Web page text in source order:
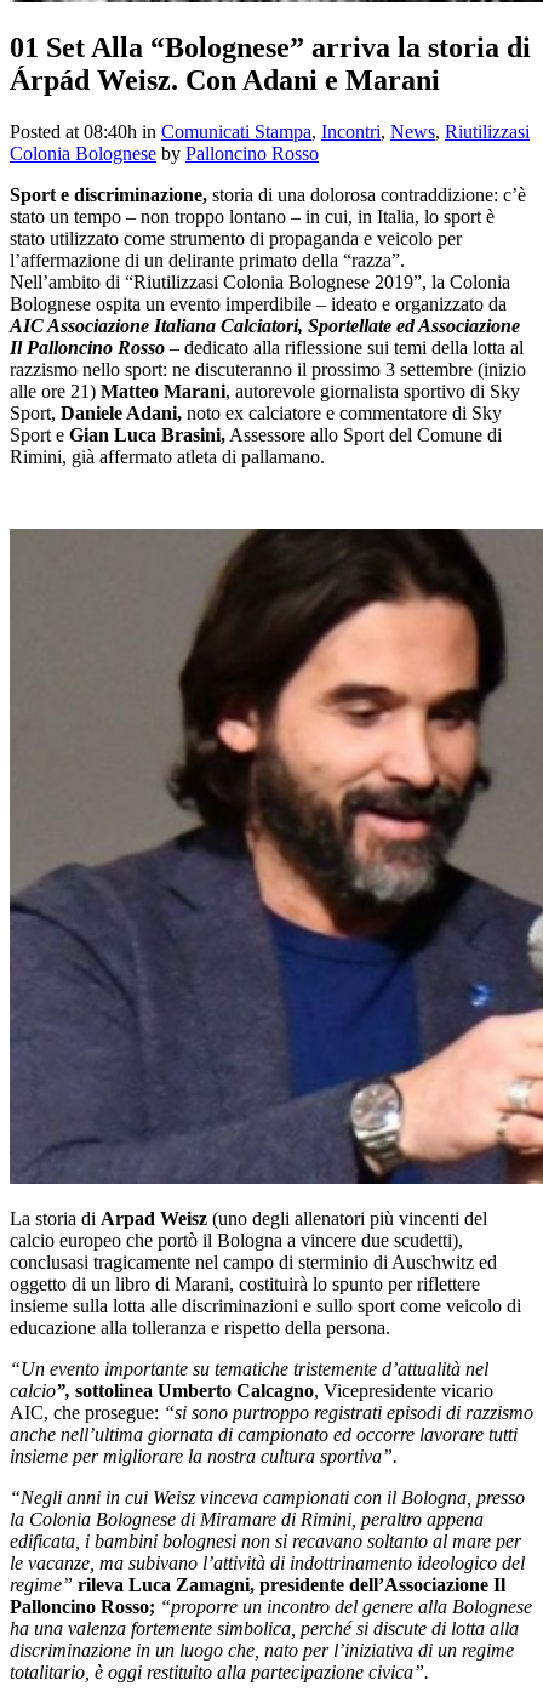
01 Set Alla “Bolognese” arriva la storia di
Árpád Weisz. Con Adani e Marani
Posted at 08:40h in Comunicati Stampa, Incontri, News, Riutilizzasi
Colonia Bolognese by Palloncino Rosso
Sport e discriminazione, storia di una dolorosa contraddizione: c’è
stato un tempo – non troppo lontano – in cui, in Italia, lo sport è
stato utilizzato come strumento di propaganda e veicolo per
l’affermazione di un delirante primato della “razza”.
Nell’ambito di “Riutilizzasi Colonia Bolognese 2019”, la Colonia
Bolognese ospita un evento imperdibile – ideato e organizzato da
AIC Associazione Italiana Calciatori, Sportellate ed Associazione
Il Palloncino Rosso – dedicato alla riflessione sui temi della lotta al
razzismo nello sport: ne discuteranno il prossimo 3 settembre (inizio
alle ore 21) Matteo Marani, autorevole giornalista sportivo di Sky
Sport, Daniele Adani, noto ex calciatore e commentatore di Sky
Sport e Gian Luca Brasini, Assessore allo Sport del Comune di
Rimini, già affermato atleta di pallamano.
La storia di Arpad Weisz (uno degli allenatori più vincenti del
calcio europeo che portò il Bologna a vincere due scudetti),
conclusasi tragicamente nel campo di sterminio di Auschwitz ed
oggetto di un libro di Marani, costituirà lo spunto per riflettere
insieme sulla lotta alle discriminazioni e sullo sport come veicolo di
educazione alla tolleranza e rispetto della persona.
“Un evento importante su tematiche tristemente d’attualità nel
calcio”, sottolinea Umberto Calcagno, Vicepresidente vicario
AIC, che prosegue: “si sono purtroppo registrati episodi di razzismo
anche nell’ultima giornata di campionato ed occorre lavorare tutti
insieme per migliorare la nostra cultura sportiva”.
“Negli anni in cui Weisz vinceva campionati con il Bologna, presso
la Colonia Bolognese di Miramare di Rimini, peraltro appena
edificata, i bambini bolognesi non si recavano soltanto al mare per
le vacanze, ma subivano l’attività di indottrinamento ideologico del
regime” rileva Luca Zamagni, presidente dell’Associazione Il
Palloncino Rosso; “proporre un incontro del genere alla Bolognese
ha una valenza fortemente simbolica, perché si discute di lotta alla
discriminazione in un luogo che, nato per l’iniziativa di un regime
totalitario, è oggi restituito alla partecipazione civica”.